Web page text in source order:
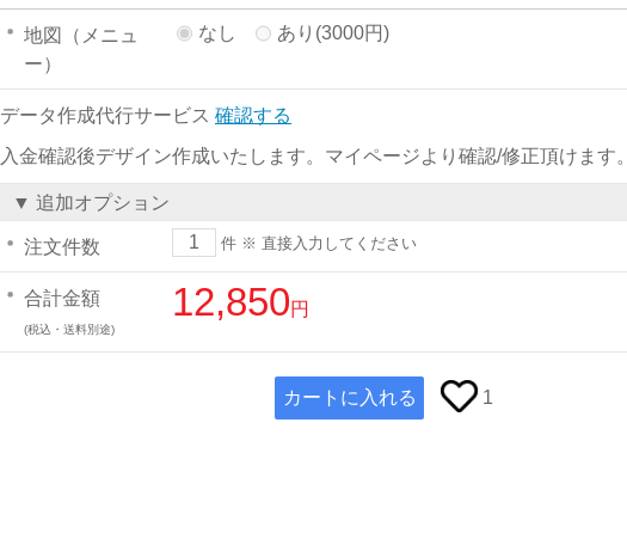
地図（メニュ
ー）
なし あり(3000円)
データ作成代行サービス 確認する
入金確認後デザイン作成いたします。マイページより確認/修正頂けます。
▼ 追加オプション
注文件数 件 ※ 直接入力してください
合計金額
(税込・送料別途)
12,850円
カートに入れる 1